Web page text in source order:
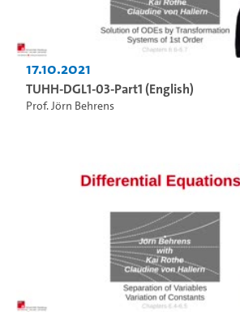
17.10.2021
TUHH-DGL1-03-Part1 (English)
Prof. Jörn Behrens